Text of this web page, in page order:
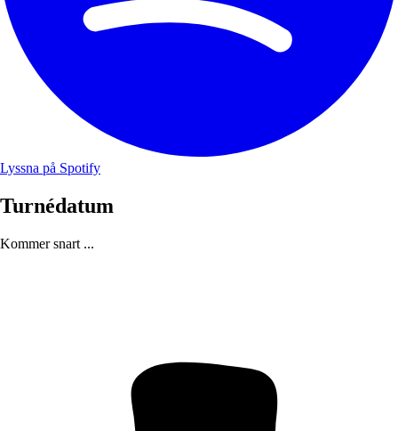
Lyssna på Spotify
Turnédatum
Kommer snart ...